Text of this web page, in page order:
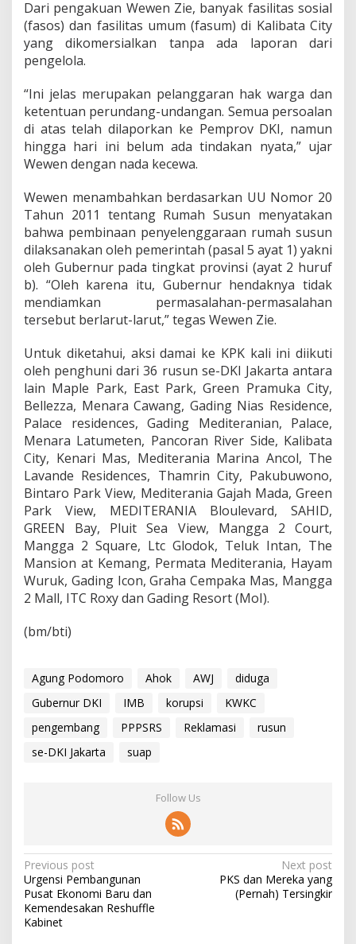
Dari pengakuan Wewen Zie, banyak fasilitas sosial
(fasos) dan fasilitas umum (fasum) di Kalibata City
yang dikomersialkan tanpa ada laporan dari
pengelola.
“Ini jelas merupakan pelanggaran hak warga dan
ketentuan perundang-undangan. Semua persoalan
di atas telah dilaporkan ke Pemprov DKI, namun
hingga hari ini belum ada tindakan nyata,” ujar
Wewen dengan nada kecewa.
Wewen menambahkan berdasarkan UU Nomor 20
Tahun 2011 tentang Rumah Susun menyatakan
bahwa pembinaan penyelenggaraan rumah susun
dilaksanakan oleh pemerintah (pasal 5 ayat 1) yakni
oleh Gubernur pada tingkat provinsi (ayat 2 huruf
b). “Oleh karena itu, Gubernur hendaknya tidak
mendiamkan permasalahan-permasalahan
tersebut berlarut-larut,” tegas Wewen Zie.
Untuk diketahui, aksi damai ke KPK kali ini diikuti
oleh penghuni dari 36 rusun se-DKI Jakarta antara
lain Maple Park, East Park, Green Pramuka City,
Bellezza, Menara Cawang, Gading Nias Residence,
Palace residences, Gading Mediteranian, Palace,
Menara Latumeten, Pancoran River Side, Kalibata
City, Kenari Mas, Mediterania Marina Ancol, The
Lavande Residences, Thamrin City, Pakubuwono,
Bintaro Park View, Mediterania Gajah Mada, Green
Park View, MEDITERANIA Bloulevard, SAHID,
GREEN Bay, Pluit Sea View, Mangga 2 Court,
Mangga 2 Square, Ltc Glodok, Teluk Intan, The
Mansion at Kemang, Permata Mediterania, Hayam
Wuruk, Gading Icon, Graha Cempaka Mas, Mangga
2 Mall, ITC Roxy dan Gading Resort (MoI).
(bm/bti)
Agung Podomoro Ahok AWJ
diduga
Gubernur DKI
IMB korupsi
KWKC
pengembang
PPPSRS Reklamasi
rusun
se-DKI Jakarta
suap
Follow Us
P
o
s
Previous post
Urgensi Pembangunan
Pusat Ekonomi Baru dan
Kemendesakan Reshuffle
Kabinet
Next post
PKS dan Mereka yang
(Pernah) Tersingkir